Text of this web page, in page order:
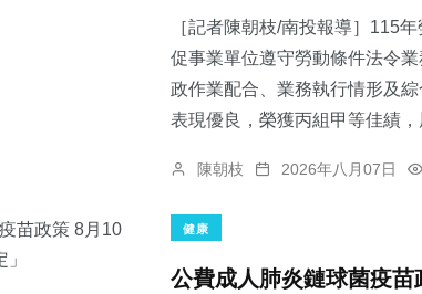
［記者陳朝枝/南投報導］115
促事業單位遵守勞動條件法令
政作業配合、業務執行情形及
表現優良，榮獲丙組甲等佳績
陳朝枝 2026年八月07日
健康
公費成人肺炎鏈球菌疫